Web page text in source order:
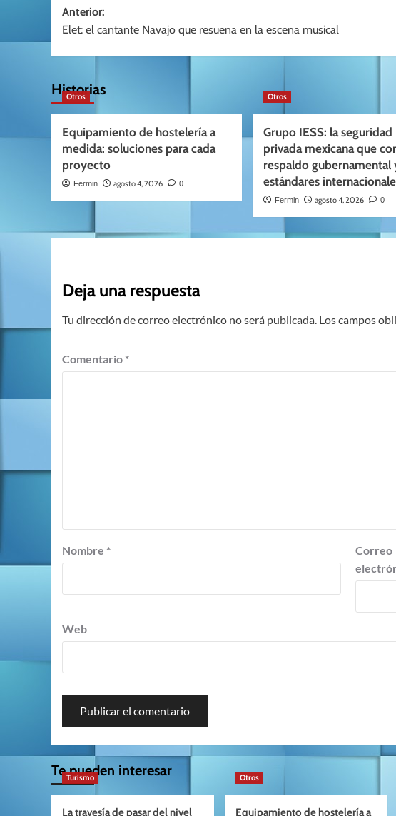
Navegación
de
entradas
Anterior:
Elet: el cantante Navajo que resuena en la escena musical
Historias
Otros
Equipamiento de hostelería a
medida: soluciones para cada
proyecto
Fermin agosto 4, 2026 0
Otros
Grupo IESS: la seguridad
privada mexicana que
respaldo gubernamental
estándares
Fermin agosto 4, 2026 0
Deja una respuesta
Tu dirección de correo electrónico no será publicada. Los campos
Comentario *
Nombre *
Correo
Web
Te pueden interesar
Turismo
La travesía de pasar del nivel
Otros
Equipamiento de hostelería a